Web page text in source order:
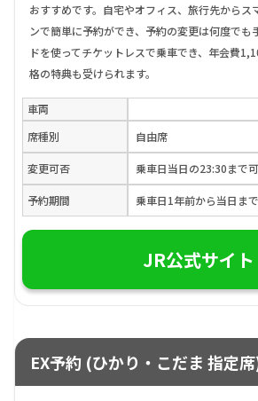
おすすめです。自宅やオフィス、旅行先からス
ンで簡単に予約ができ、予約の変更は何度でも
ドを使ってチケットレスで乗車でき、年会費
格の特典も受けられます。
車両
席種別
自由席
変更可否 乗車日当日の23:30まで可
予約期間 乗車日1年前から当日まで
JR公式サイト
EX予約 (ひかり・こだま 指定